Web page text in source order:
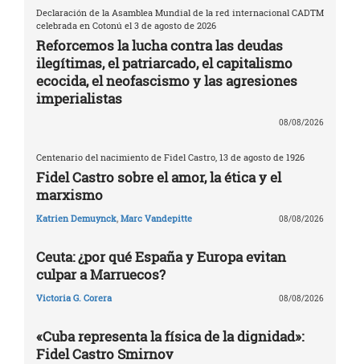
Declaración de la Asamblea Mundial de la red internacional CADTM
celebrada en Cotonú el 3 de agosto de 2026
Reforcemos la lucha contra las deudas
ilegítimas, el patriarcado, el capitalismo
ecocida, el neofascismo y las agresiones
imperialistas
08/08/2026
Centenario del nacimiento de Fidel Castro, 13 de agosto de 1926
Fidel Castro sobre el amor, la ética y el
marxismo
Katrien Demuynck, Marc Vandepitte 08/08/2026
Ceuta: ¿por qué España y Europa evitan
culpar a Marruecos?
Victoria G. Corera 08/08/2026
«Cuba representa la física de la dignidad»:
Fidel Castro Smirnov